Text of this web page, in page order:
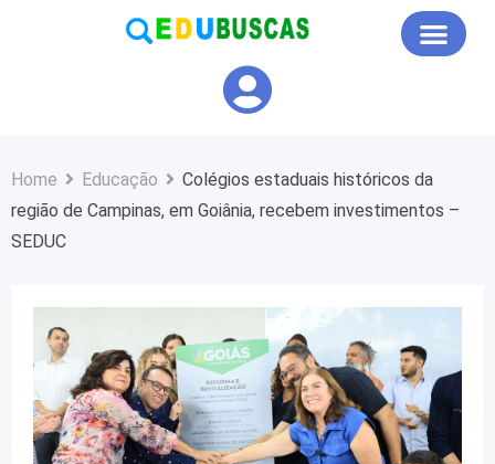
Home Educação
Colégios estaduais históricos da
região de Campinas, em Goiânia, recebem investimentos –
SEDUC